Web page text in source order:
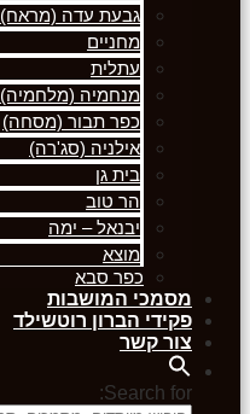
גבעת עדה (מראח)
מחניים
עתלית
מנחמיה (מלחמיה)
כפר תבור (מסחה)
אילניה (סג'רה)
בית גן
הר טוב
יבנאל – ימה
מוצא
כפר סבא
מסמכי המושבות
פקידי הברון רוטשילד
צור קשר
Search for: